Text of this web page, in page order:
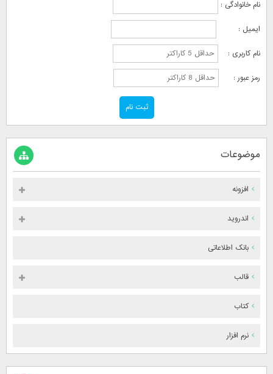
نام خانوادگی :
ایمیل :
نام کاربری :
رمز عبور :
موضوعات
افزونه
اندروید
بانک اطلاعاتی
قالب
کتاب
نرم افزار